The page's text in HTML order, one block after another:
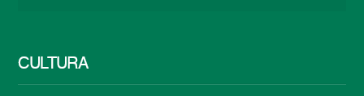
CULTURA